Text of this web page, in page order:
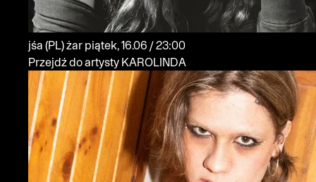
jśa (PL)żar
piątek, 16.06 / 23:00
Przejdź do artysty KAROLINDA